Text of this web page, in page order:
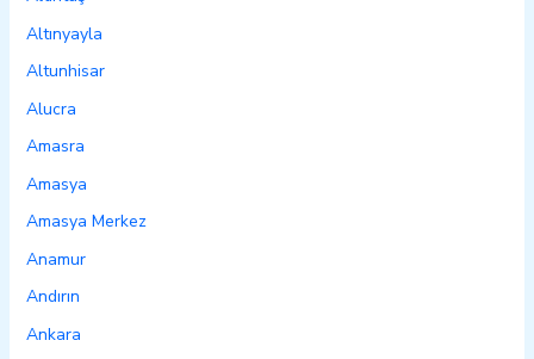
Altınyayla
Altunhisar
Alucra
Amasra
Amasya
Amasya Merkez
Anamur
Andırın
Ankara